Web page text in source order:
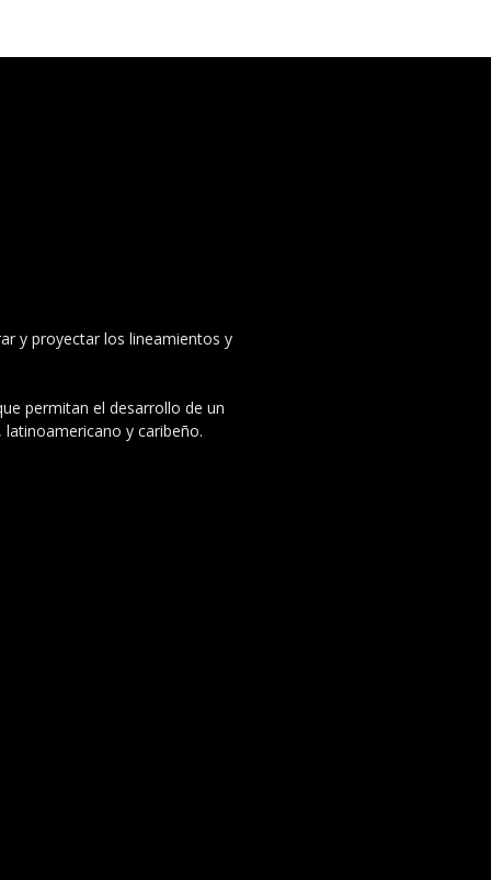
y proyectar los lineamientos y
permitan el desarrollo de un
y caribeño.